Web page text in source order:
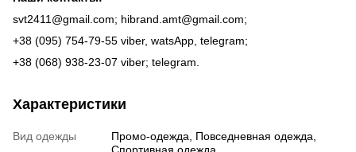
svt2411@gmail.com; hibrand.amt@gmail.com;
+38 (095) 754-79-55 viber, watsApp, telegram;
+38 (068) 938-23-07 viber; telegram.
Характеристики
Вид одежды
Промо-одежда, Повседневная одежда,
Спортивная одежда